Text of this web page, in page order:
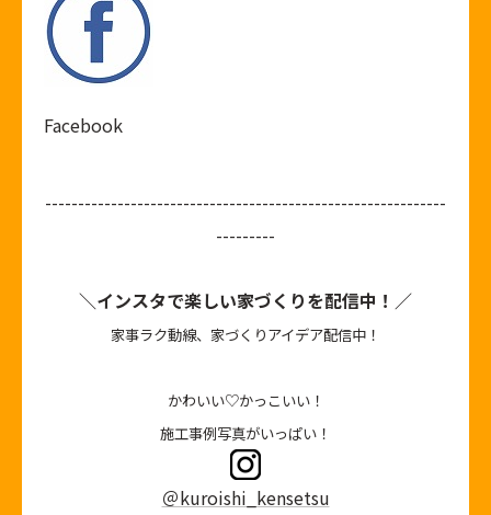
Facebook
-------------------------------------------------------------
---------
＼インスタで楽しい家づくりを配信中！／
家事ラク動線、家づくりアイデア配信中！
かわいい♡かっこいい！
施工事例写真がいっぱい！
＠kuroishi_kensetsu